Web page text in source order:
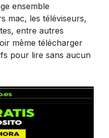
ensemble
mac, les téléviseurs,
entre autres
même télécharger
pour lire sans aucun